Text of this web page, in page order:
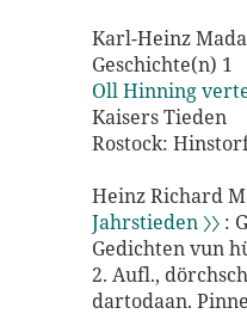
Karl-Heinz
Geschichte(n) 1
Oll Hinning
Kaisers Tieden
Rostock:
Heinz Richard
Jahrstieden 〉〉 :
Gedichten vun
2. Aufl.,
dartodaan.